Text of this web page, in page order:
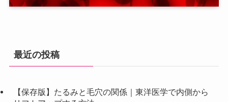
最近の投稿
【保存版】たるみと毛穴の関係｜東洋医学で内側から